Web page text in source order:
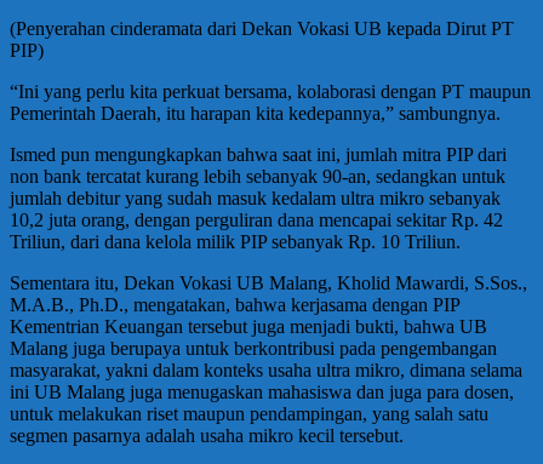
(Penyerahan cinderamata dari Dekan Vokasi UB kepada Dirut PT
PIP)
“Ini yang perlu kita perkuat bersama, kolaborasi dengan PT maupun
Pemerintah Daerah, itu harapan kita kedepannya,” sambungnya.
Ismed pun mengungkapkan bahwa saat ini, jumlah mitra PIP dari
non bank tercatat kurang lebih sebanyak 90-an, sedangkan untuk
jumlah debitur yang sudah masuk kedalam ultra mikro sebanyak
10,2 juta orang, dengan perguliran dana mencapai sekitar Rp. 42
Triliun, dari dana kelola milik PIP sebanyak Rp. 10 Triliun.
Sementara itu, Dekan Vokasi UB Malang, Kholid Mawardi, S.Sos.,
M.A.B., Ph.D., mengatakan, bahwa kerjasama dengan PIP
Kementrian Keuangan tersebut juga menjadi bukti, bahwa UB
Malang juga berupaya untuk berkontribusi pada pengembangan
masyarakat, yakni dalam konteks usaha ultra mikro, dimana selama
ini UB Malang juga menugaskan mahasiswa dan juga para dosen,
untuk melakukan riset maupun pendampingan, yang salah satu
segmen pasarnya adalah usaha mikro kecil tersebut.